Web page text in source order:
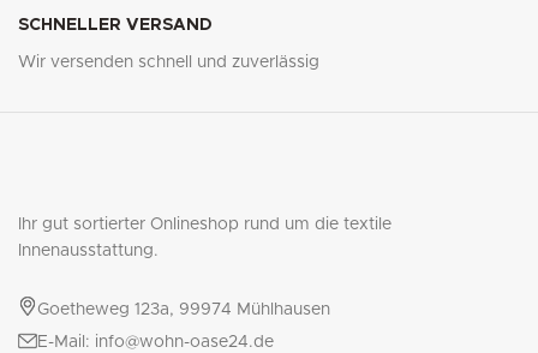
SCHNELLER VERSAND
Wir versenden schnell und zuverlässig
Ihr gut sortierter Onlineshop rund um die textile
Innenausstattung.
Goetheweg 123a, 99974 Mühlhausen
E-Mail: info@wohn-oase24.de